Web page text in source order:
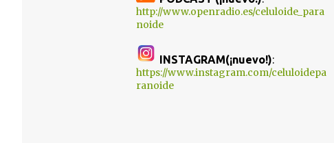
http://www.openradio.es/celuloide_para
noide
INSTAGRAM(¡nuevo!):
https://www.instagram.com/celuloidepa
ranoide